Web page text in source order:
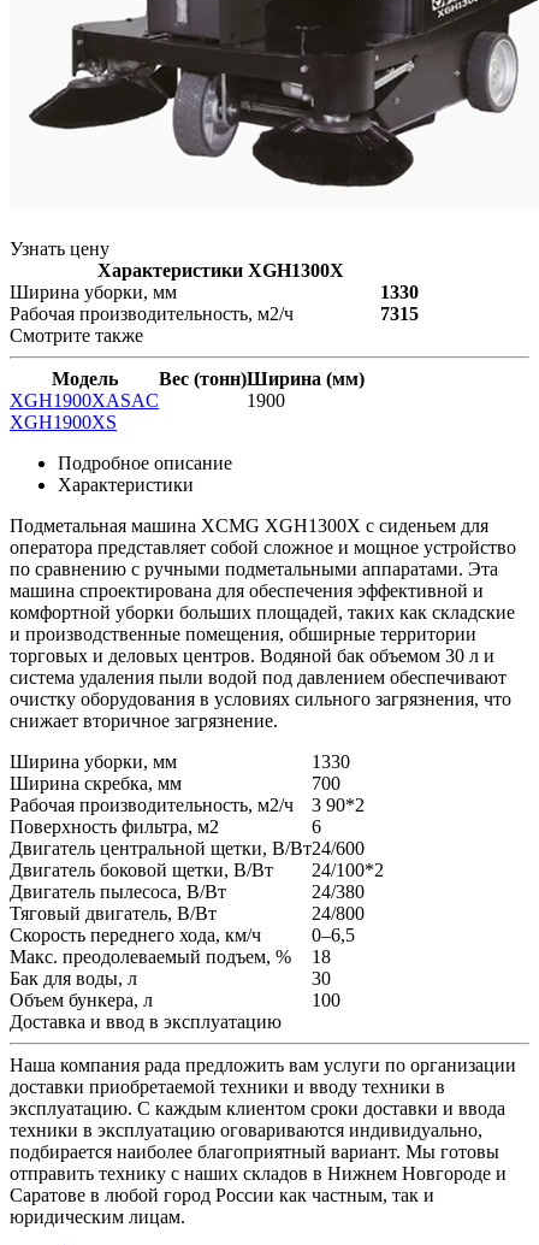
Узнать цену
Характеристики XGH1300X
Ширина уборки, мм
1330
Рабочая производительность, м2/ч
7315
Смотрите также
Модель Вес (тонн)Ширина (мм)
XGH1900XASAC
1900
XGH1900XS
Подробное описание
Характеристики
Подметальная машина XCMG XGH1300X с сиденьем для
оператора представляет собой сложное и мощное устройство
по сравнению с ручными подметальными аппаратами. Эта
машина спроектирована для обеспечения эффективной и
комфортной уборки больших площадей, таких как складские
и производственные помещения, обширные территории
торговых и деловых центров. Водяной бак объемом 30 л и
система удаления пыли водой под давлением обеспечивают
очистку оборудования в условиях сильного загрязнения, что
снижает вторичное загрязнение.
Ширина уборки, мм
1330
Ширина скребка, мм
700
Рабочая производительность, м2/ч
3 90*2
Поверхность фильтра, м2
6
Двигатель центральной щетки, В/Вт24/600
Двигатель боковой щетки, В/Вт
24/100*2
Двигатель пылесоса, В/Вт
24/380
Тяговый двигатель, В/Вт
24/800
Скорость переднего хода, км/ч
0–6,5
Макс. преодолеваемый подъем, %
18
Бак для воды, л
30
Объем бункера, л
100
Доставка и ввод в эксплуатацию
Наша компания рада предложить вам услуги по организации
доставки приобретаемой техники и вводу техники в
эксплуатацию. С каждым клиентом сроки доставки и ввода
техники в эксплуатацию оговариваются индивидуально,
подбирается наиболее благоприятный вариант. Мы готовы
отправить технику с наших складов в Нижнем Новгороде и
Саратове в любой город России как частным, так и
юридическим лицам.